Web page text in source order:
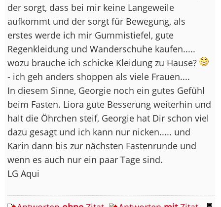
der sorgt, dass bei mir keine Langeweile
aufkommt und der sorgt für Bewegung, als
erstes werde ich mir Gummistiefel, gute
Regenkleidung und Wanderschuhe kaufen.....
wozu brauche ich schicke Kleidung zu Hause?
- ich geh anders shoppen als viele Frauen....
In diesem Sinne, Georgie noch ein gutes Gefühl
beim Fasten. Liora gute Besserung weiterhin und
halt die Öhrchen steif, Georgie hat Dir schon viel
dazu gesagt und ich kann nur nicken..... und
Karin dann bis zur nächsten Fastenrunde und
wenn es auch nur ein paar Tage sind.
LG Aqui